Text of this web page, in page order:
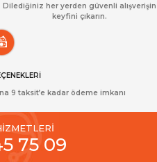
Dilediğiniz her yerden güvenli alışverişin
keyfini çıkarın.
9 taksit’e kadar ödeme imkanı
75 09